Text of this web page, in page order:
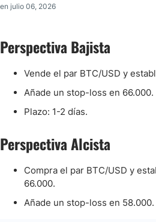
en julio 06, 2026
Perspectiva Bajista
Vende el par BTC/USD y
Añade un stop-loss en 66.000.
Plazo: 1-2 días.
Perspectiva Alcista
Compra el par BTC/USD y
66.000.
Añade un stop-loss en 58.000.